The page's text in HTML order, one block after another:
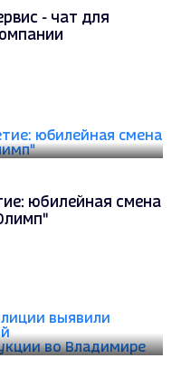
- чат для
юбилейная смена